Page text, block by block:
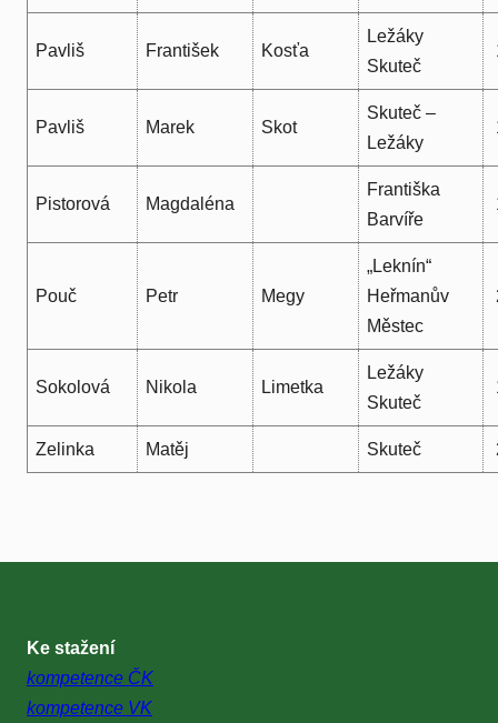
Pavliš František Kosťa
Ležáky
Skuteč
Pavliš Marek Skot
Skuteč –
Ležáky
Pistorová Magdaléna
Františka
Barvíře
Pouč Petr Megy
„Leknín“
Heřmanův
Městec
Sokolová Nikola Limetka
Ležáky
Skuteč
Zelinka Matěj Skuteč
Ke stažení
kompetence ČK
kompetence VK